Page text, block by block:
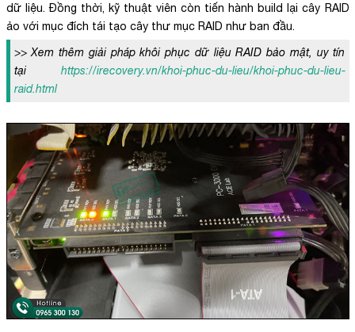
dữ liệu. Đồng thời, kỹ thuật viên còn tiến hành build lại cây RAID
ảo với mục đích tái tạo cây thư mục RAID như ban đầu.
>> Xem thêm giải pháp khôi phục dữ liệu RAID bảo mật, uy tín
tại https://irecovery.vn/khoi-phuc-du-lieu/khoi-phuc-du-lieu-
raid.html